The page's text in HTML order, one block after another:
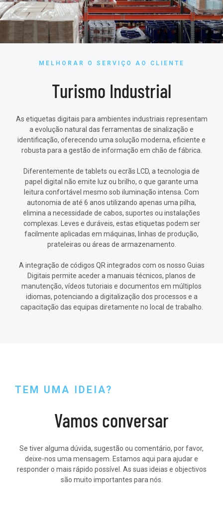
MELHORAR O SERVIÇO AO CLIENTE
Turismo Industrial
As etiquetas digitais para ambientes industriais representam
a evolução natural das ferramentas de sinalização e
identificação, oferecendo uma solução moderna, eficiente e
robusta para a gestão de informação em chão de fábrica.
Diferentemente de tablets ou ecrãs LCD, a tecnologia de
papel digital não emite luz ou brilho, o que garante uma
leitura confortável mesmo sob iluminação intensa. Com
autonomia de até 6 anos utilizando apenas uma pilha,
elimina a necessidade de cabos, suportes ou instalações
complexas. Leves e duráveis, estas etiquetas podem ser
facilmente aplicadas em máquinas, linhas de produção,
prateleiras ou áreas de armazenamento.
A integração de códigos QR integrados com os nosso Guias
Digitais permite aceder a manuais técnicos, planos de
manutenção, vídeos tutoriais e documentos em múltiplos
idiomas, potenciando a digitalização dos processos e a
capacitação das equipas diretamente no local de trabalho.
TEM UMA IDEIA?
Vamos conversar
Se tiver alguma dúvida, sugestão ou comentário, por favor,
deixe-nos uma mensagem. Estamos aqui para ajudar e
responder o mais rápido possível. As suas ideias e objectivos
são muito importantes para nós.